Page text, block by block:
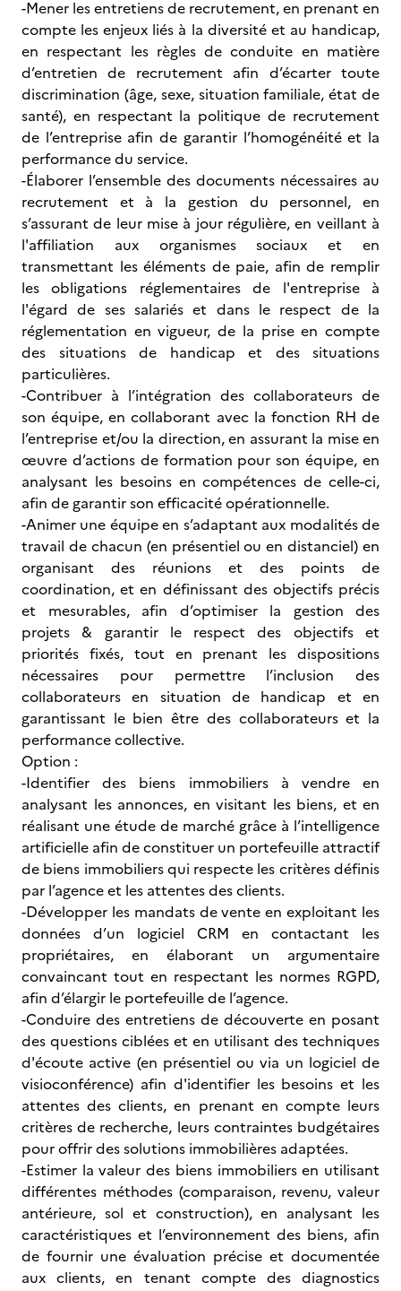
-Mener les entretiens de recrutement, en prenant en
compte les enjeux liés à la diversité et au handicap,
en respectant les règles de conduite en matière
d’entretien de recrutement afin d’écarter toute
discrimination (âge, sexe, situation familiale, état de
santé), en respectant la politique de recrutement
de l’entreprise afin de garantir l’homogénéité et la
performance du service.
-Élaborer l’ensemble des documents nécessaires au
recrutement et à la gestion du personnel, en
s’assurant de leur mise à jour régulière, en veillant à
l'affiliation aux organismes sociaux et en
transmettant les éléments de paie, afin de remplir
les obligations réglementaires de l'entreprise à
l'égard de ses salariés et dans le respect de la
réglementation en vigueur, de la prise en compte
des situations de handicap et des situations
particulières.
-Contribuer à l’intégration des collaborateurs de
son équipe, en collaborant avec la fonction RH de
l’entreprise et/ou la direction, en assurant la mise en
œuvre d’actions de formation pour son équipe, en
analysant les besoins en compétences de celle-ci,
afin de garantir son efficacité opérationnelle.
-Animer une équipe en s’adaptant aux modalités de
travail de chacun (en présentiel ou en distanciel) en
organisant des réunions et des points de
coordination, et en définissant des objectifs précis
et mesurables, afin d’optimiser la gestion des
projets & garantir le respect des objectifs et
priorités fixés, tout en prenant les dispositions
nécessaires pour permettre l’inclusion des
collaborateurs en situation de handicap et en
garantissant le bien être des collaborateurs et la
performance collective.
Option :
-Identifier des biens immobiliers à vendre en
analysant les annonces, en visitant les biens, et en
réalisant une étude de marché grâce à l’intelligence
artificielle afin de constituer un portefeuille attractif
de biens immobiliers qui respecte les critères définis
par l’agence et les attentes des clients.
-Développer les mandats de vente en exploitant les
données d’un logiciel CRM en contactant les
propriétaires, en élaborant un argumentaire
convaincant tout en respectant les normes RGPD,
afin d’élargir le portefeuille de l’agence.
-Conduire des entretiens de découverte en posant
des questions ciblées et en utilisant des techniques
d'écoute active (en présentiel ou via un logiciel de
visioconférence) afin d'identifier les besoins et les
attentes des clients, en prenant en compte leurs
critères de recherche, leurs contraintes budgétaires
pour offrir des solutions immobilières adaptées.
-Estimer la valeur des biens immobiliers en utilisant
différentes méthodes (comparaison, revenu, valeur
antérieure, sol et construction), en analysant les
caractéristiques et l’environnement des biens, afin
de fournir une évaluation précise et documentée
aux clients, en tenant compte des diagnostics